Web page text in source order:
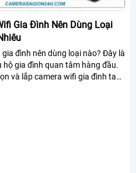
Gia Đình Nên Dùng Loại
đình nên dùng loại nào? Đây là
hộ gia đình quan tâm hàng đầu.
và lắp camera wifi gia đình ta